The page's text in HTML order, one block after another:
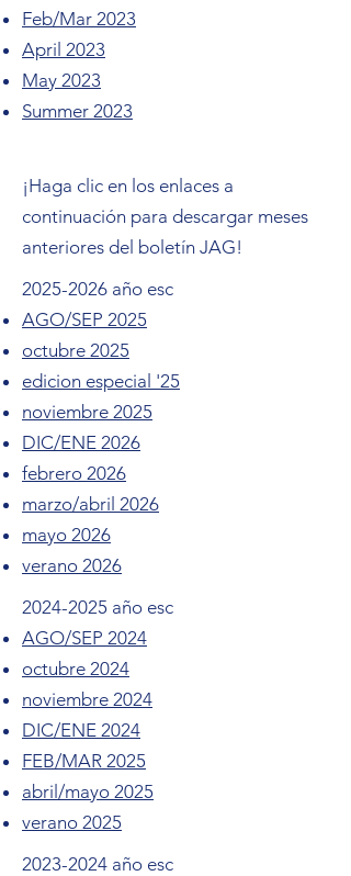
Feb/Mar 2023
April 2023
May 2023
Summer 2023
¡Haga clic en los enlaces a
continuación para descargar meses
anteriores del boletín JAG!
2025-2026 año esc
AGO/SEP 2025
octubre 2025
edicion especial '25
noviembre 2025
DIC/ENE 2026
febrero 2026
marzo/abril 2026
mayo 2026
verano 2026
2024-2025 año esc
AGO/SEP 2024
octubre 2024
noviembre 2024
DIC/ENE 2024
FEB/MAR 2025
abril/mayo 2025
verano 2025
2023-2024 año esc